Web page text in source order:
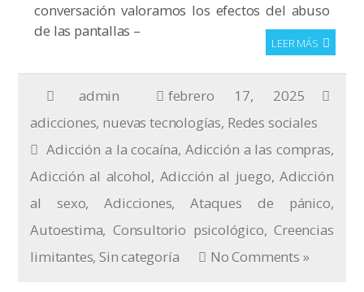
conversación valoramos los efectos del abuso
de las pantallas –
LEER MÁS
admin
febrero 17, 2025
adicciones, nuevas tecnologías, Redes sociales
Adicción a la cocaína,Adicción a las compras,
Adicción al alcohol, Adicción al juego,Adicción
al sexo,Adicciones,Ataques de pánico,
Autoestima,Consultorio psicológico,Creencias
limitantes,Sin categoría No Comments »